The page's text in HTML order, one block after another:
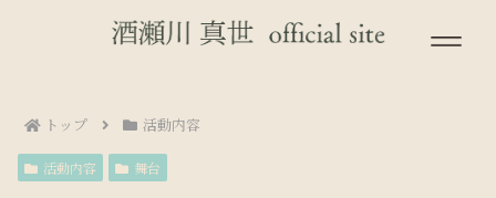
トップ 活動内容
活動内容 舞台